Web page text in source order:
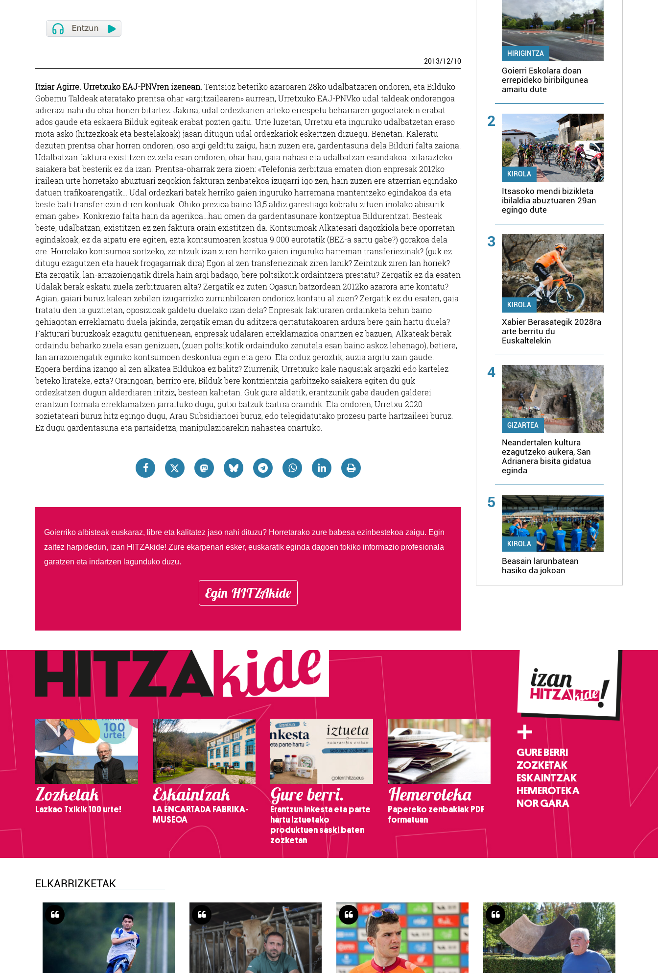
2013/12/10
Itziar Agirre. Urretxuko EAJ-PNVren izenean. Tentsioz beteriko azaroaren 28ko udalbatzaren ondoren, eta Bilduko
Gobernu Taldeak ateratako prentsa ohar «argitzailearen» aurrean, Urretxuko EAJ-PNVko udal taldeak ondorengoa
adierazi nahi du ohar honen bitartez: Jakina, udal ordezkarien arteko errespetu beharraren gogoetarekin erabat
ados gaude eta eskaera Bilduk egiteak erabat pozten gaitu. Urte luzetan, Urretxu eta inguruko udalbatzetan eraso
mota asko (hitzezkoak eta bestelakoak) jasan ditugun udal ordezkariok eskertzen dizuegu. Benetan. Kaleratu
dezuten prentsa ohar horren ondoren, oso argi gelditu zaigu, hain zuzen ere, gardentasuna dela Bilduri falta zaiona.
Udalbatzan faktura existitzen ez zela esan ondoren, ohar hau, gaia nahasi eta udalbatzan esandakoa ixilarazteko
saiakera bat besterik ez da izan. Prentsa-oharrak zera zioen: «Telefonia zerbitzua ematen dion enpresak 2012ko
irailean urte horretako abuztuari zegokion fakturan zenbatekoa izugarri igo zen, hain zuzen ere atzerrian egindako
datuen trafikoarengatik… Udal ordezkari batek herriko gaien inguruko harremana mantentzeko egindakoa da eta
beste bati transferiezin diren kontuak. Ohiko prezioa baino 13,5 aldiz garestiago kobratu zituen inolako abisurik
eman gabe». Konkrezio falta hain da agerikoa…hau omen da gardentasunare kontzeptua Bildurentzat. Besteak
beste, udalbatzan, existitzen ez zen faktura orain existitzen da. Kontsumoak Alkatesari dagozkiola bere oporretan
egindakoak, ez da aipatu ere egiten, ezta kontsumoaren kostua 9.000 eurotatik (BEZ-a sartu gabe?) gorakoa dela
ere. Horrelako kontsumoa sortzeko, zeintzuk izan ziren herriko gaien inguruko harreman transferiezinak? (guk ez
ditugu ezagutzen eta hauek frogagarriak dira) Egon al zen transferiezinak ziren lanik? Zeintzuk ziren lan horiek?
Eta zergatik, lan-arrazoiengatik direla hain argi badago, bere poltsikotik ordaintzera prestatu? Zergatik ez da esaten
Udalak berak eskatu zuela zerbitzuaren alta? Zergatik ez zuten Ogasun batzordean 2012ko azarora arte kontatu?
Agian, gaiari buruz kalean zebilen izugarrizko zurrunbiloaren ondorioz kontatu al zuen? Zergatik ez du esaten, gaia
tratatu den ia guztietan, oposizioak galdetu duelako izan dela? Enpresak fakturaren ordainketa behin baino
gehiagotan erreklamatu duela jakinda, zergatik eman du aditzera gertatutakoaren ardura bere gain hartu duela?
Fakturari buruzkoak ezagutu genituenean, enpresak udalaren erreklamazioa onartzen ez bazuen, Alkateak berak
ordaindu beharko zuela esan genizuen, (zuen poltsikotik ordainduko zenutela esan baino askoz lehenago), betiere,
lan arrazoiengatik eginiko kontsumoen deskontua egin eta gero. Eta orduz geroztik, auzia argitu zain gaude.
Egoera berdina izango al zen alkatea Bildukoa ez balitz? Ziurrenik, Urretxuko kale nagusiak argazki edo kartelez
beteko lirateke, ezta? Oraingoan, berriro ere, Bilduk bere kontzientzia garbitzeko saiakera egiten du guk
ordezkatzen dugun alderdiaren iritziz, besteen kaltetan. Guk gure aldetik, erantzunik gabe dauden galderei
erantzun formala erreklamatzen jarraituko dugu, gutxi batzuk baitira oraindik. Eta ondoren, Urretxu 2020
sozietateari buruz hitz egingo dugu, Arau Subsidiarioei buruz, edo telegidatutako prozesu parte hartzaileei buruz.
Ez dugu gardentasuna eta partaidetza, manipulazioarekin nahastea onartuko.
Goierriko albisteak euskaraz, libre eta kalitatez jaso nahi dituzu? Horretarako zure babesa ezinbestekoa zaigu. Egin
zaitez harpidedun, izan HITZAkide! Zure ekarpenari esker, euskaratik eginda dagoen tokiko informazio profesionala
garatzen eta indartzen lagunduko duzu.
Egin HITZAkide
HIRIGINTZA
Goierri Eskolara doan
errepideko biribilgunea
amaitu dute
2
KIROLA
Itsasoko mendi bizikleta
ibilaldia abuztuaren 29an
egingo dute
3
KIROLA
Xabier Berasategik 2028ra
arte berritu du
Euskaltelekin
4
GIZARTEA
Neandertalen kultura
ezagutzeko aukera, San
Adrianera bisita gidatua
eginda
5
KIROLA
Beasain larunbatean
hasiko da jokoan
Zozketak
Lazkao Txikik 100 urte!
Eskaintzak
LA ENCARTADA FABRIKA-
MUSEOA
Gure berri.
Erantzun inkesta eta parte
hartu Iztuetako
produktuen saski baten
zozketan
Hemeroteka
Papereko zenbakiak PDF
formatuan
+
GURE BERRI
ZOZKETAK
ESKAINTZAK
HEMEROTEKA
NOR GARA
ELKARRIZKETAK